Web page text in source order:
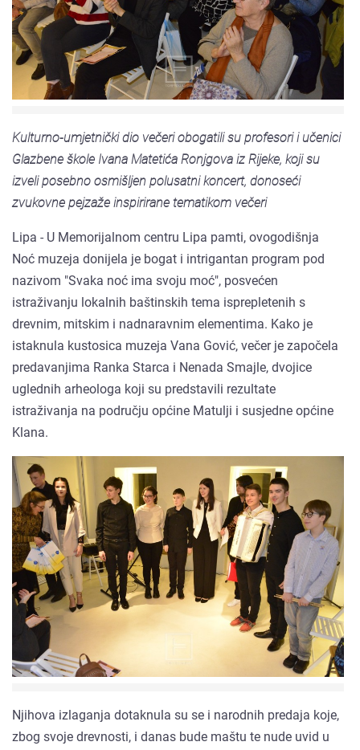
Kulturno-umjetnički dio večeri obogatili su profesori i učenici
Glazbene škole Ivana Matetića Ronjgova iz Rijeke, koji su
izveli posebno osmišljen polusatni koncert, donoseći
zvukovne pejzaže inspirirane tematikom večeri
Lipa - U Memorijalnom centru Lipa pamti, ovogodišnja
Noć muzeja donijela je bogat i intrigantan program pod
nazivom "Svaka noć ima svoju moć", posvećen
istraživanju lokalnih baštinskih tema isprepletenih s
drevnim, mitskim i nadnaravnim elementima. Kako je
istaknula kustosica muzeja Vana Gović, večer je započela
predavanjima Ranka Starca i Nenada Smajle, dvojice
uglednih arheologa koji su predstavili rezultate
istraživanja na području općine Matulji i susjedne općine
Klana.
Njihova izlaganja dotaknula su se i narodnih predaja koje,
zbog svoje drevnosti, i danas bude maštu te nude uvid u